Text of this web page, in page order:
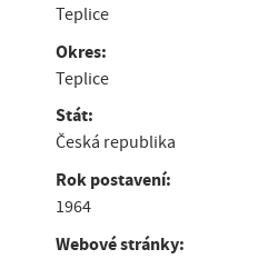
Teplice
Okres:
Teplice
Stát:
Česká republika
Rok postavení:
1964
Webové stránky: